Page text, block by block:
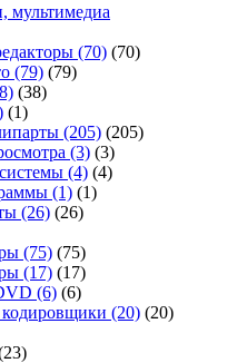
мультимедиа
(70) (70)
(79) (79)
(38)
(1)
(205) (205)
(3) (3)
(4) (4)
(1) (1)
(26) (26)
(75) (75)
(17) (17)
(6) (6)
(20) (20)